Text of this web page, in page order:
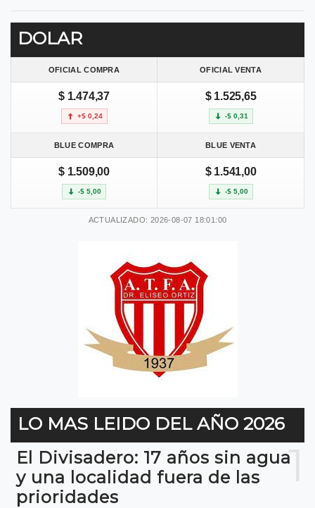
DOLAR
OFICIAL COMPRA OFICIAL VENTA
$ 1.474,37
+$ 0,24
$ 1.525,65
-$ 0,31
BLUE COMPRA BLUE VENTA
$ 1.509,00
-$ 5,00
$ 1.541,00
-$ 5,00
ACTUALIZADO: 2026-08-07 18:01:00
LO MAS LEIDO DEL AÑO 2026
1
El Divisadero: 17 años sin agua
y una localidad fuera de las
prioridades